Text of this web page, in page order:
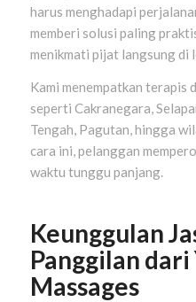
harus menghadapi
memberi solusi paling
menikmati pijat langsung di
Kami menempatkan terapis
seperti Cakranegara,
Tengah, Pagutan, hingga
cara ini, pelanggan
waktu tunggu panjang.
Keunggulan
Panggilan
Massages